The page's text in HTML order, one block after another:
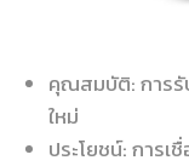
คุณสมบัติ: การรั
ใหม่
ประโยชน์: การเ